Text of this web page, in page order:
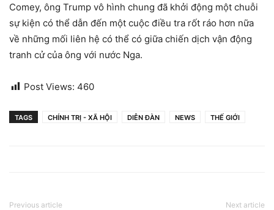
Comey, ông Trump vô hình chung đã khởi động một chuỗi
sự kiện có thể dẫn đến một cuộc điều tra rốt ráo hơn nữa
về những mối liên hệ có thể có giữa chiến dịch vận động
tranh cử của ông với nước Nga.
Post Views: 460
TAGS CHÍNH TRỊ - XÃ HỘI DIỄN ĐÀN NEWS THẾ GIỚI
Previous article Next article